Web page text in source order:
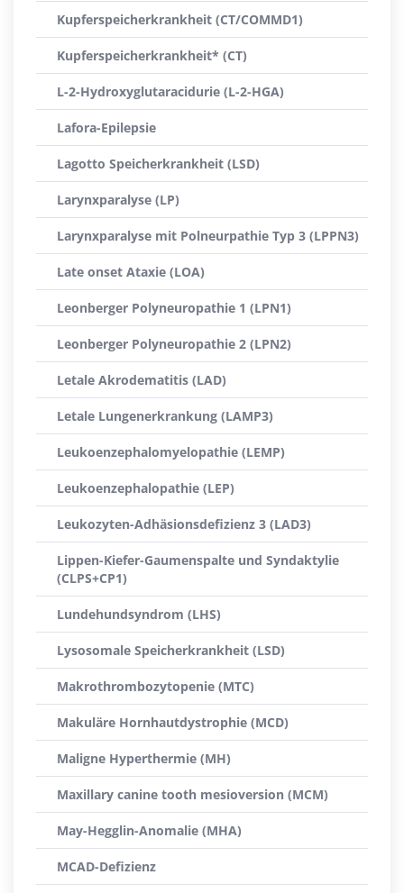
Kupferspeicherkrankheit (CT/COMMD1)
Kupferspeicherkrankheit* (CT)
L-2-Hydroxyglutaracidurie (L-2-HGA)
Lafora-Epilepsie
Lagotto Speicherkrankheit (LSD)
Larynxparalyse (LP)
Larynxparalyse mit Polneurpathie Typ 3 (LPPN3)
Late onset Ataxie (LOA)
Leonberger Polyneuropathie 1 (LPN1)
Leonberger Polyneuropathie 2 (LPN2)
Letale Akrodematitis (LAD)
Letale Lungenerkrankung (LAMP3)
Leukoenzephalomyelopathie (LEMP)
Leukoenzephalopathie (LEP)
Leukozyten-Adhäsionsdefizienz 3 (LAD3)
Lippen-Kiefer-Gaumenspalte und Syndaktylie
(CLPS+CP1)
Lundehundsyndrom (LHS)
Lysosomale Speicherkrankheit (LSD)
Makrothrombozytopenie (MTC)
Makuläre Hornhautdystrophie (MCD)
Maligne Hyperthermie (MH)
Maxillary canine tooth mesioversion (MCM)
May-Hegglin-Anomalie (MHA)
MCAD-Defizienz